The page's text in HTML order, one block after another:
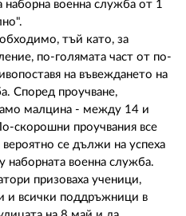
наборна военна служба от 1
тъй като, за
по-голямата част от по-
на въвеждането на
Според проучване,
малцина - между 14 и
скорошни проучвания все
се дължи на успеха
наборната военна служба.
призоваха ученици,
и всички поддръжници в